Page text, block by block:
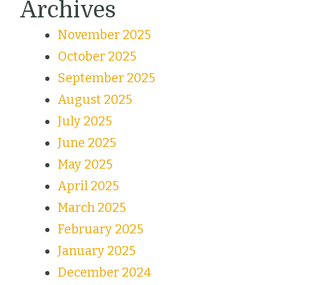
Archives
November 2025
October 2025
September 2025
August 2025
July 2025
June 2025
May 2025
April 2025
March 2025
February 2025
January 2025
December 2024